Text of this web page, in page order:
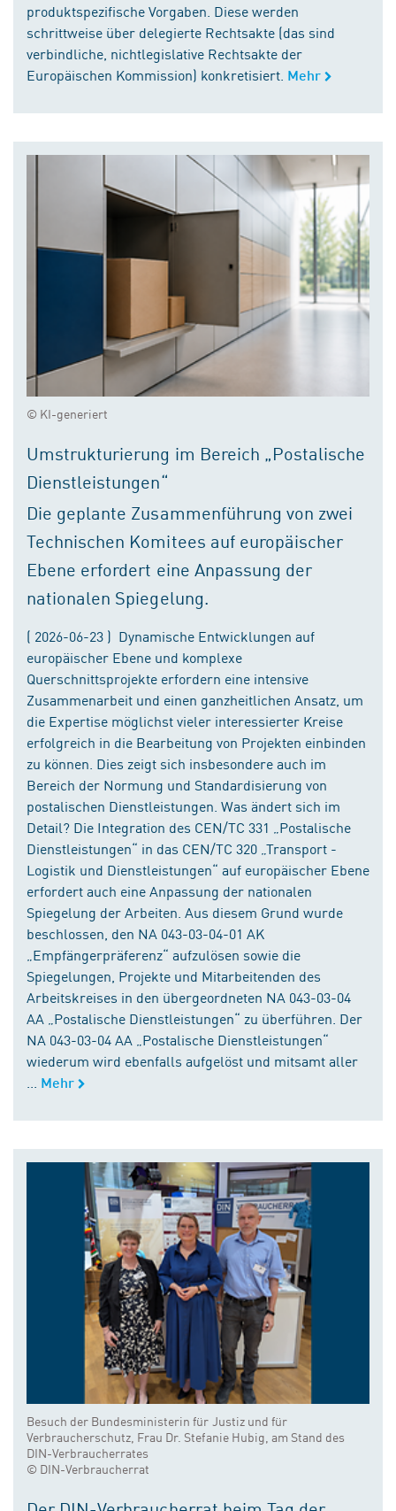
produktspezifische Vorgaben. Diese werden
schrittweise über delegierte Rechtsakte (das sind
verbindliche, nichtlegislative Rechtsakte der
Europäischen Kommission) konkretisiert. Mehr
© KI-generiert
Umstrukturierung im Bereich „Postalische
Dienstleistungen“
Die geplante Zusammenführung von zwei
Technischen Komitees auf europäischer
Ebene erfordert eine Anpassung der
nationalen Spiegelung.
( 2026-06-23 ) Dynamische Entwicklungen auf
europäischer Ebene und komplexe
Querschnittsprojekte erfordern eine intensive
Zusammenarbeit und einen ganzheitlichen Ansatz, um
die Expertise möglichst vieler interessierter Kreise
erfolgreich in die Bearbeitung von Projekten einbinden
zu können. Dies zeigt sich insbesondere auch im
Bereich der Normung und Standardisierung von
postalischen Dienstleistungen. Was ändert sich im
Detail? Die Integration des CEN/TC 331 „Postalische
Dienstleistungen“ in das CEN/TC 320 „Transport -
Logistik und Dienstleistungen“ auf europäischer Ebene
erfordert auch eine Anpassung der nationalen
Spiegelung der Arbeiten. Aus diesem Grund wurde
beschlossen, den NA 043-03-04-01 AK
„Empfängerpräferenz“ aufzulösen sowie die
Spiegelungen, Projekte und Mitarbeitenden des
Arbeitskreises in den übergeordneten NA 043-03-04
AA „Postalische Dienstleistungen“ zu überführen. Der
NA 043-03-04 AA „Postalische Dienstleistungen“
wiederum wird ebenfalls aufgelöst und mitsamt aller
Mehr
Besuch der Bundesministerin für Justiz und für
Verbraucherschutz, Frau Dr. Stefanie Hubig, am Stand des
DIN-Verbraucherrates
© DIN-Verbraucherrat